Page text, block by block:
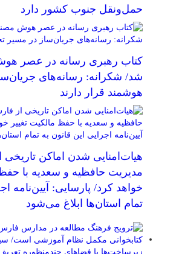
حمل‌ونقل جنوب کشور دارد
کتاب رهبری رسانه در عصر
شد/ شکرانه: رسانه‌های
هوشمند قرار دارند
هیات‌امنایی شدن اماکن
مدیریت حافظیه و سعدیه با حفظ
خواهد کرد/ پارسایی: آیین‌نامه
تمام استان‌ها ابلاغ می‌‌شود